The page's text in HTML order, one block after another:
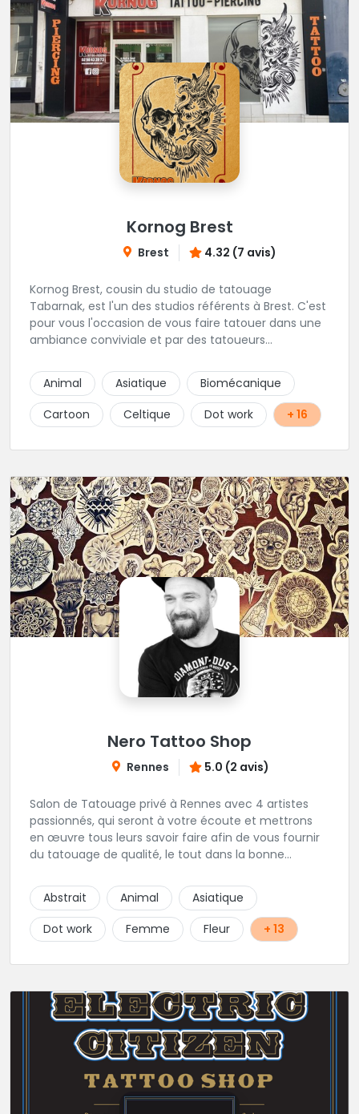
Kornog Brest
Brest 4.32 (7 avis)
Kornog Brest, cousin du studio de tatouage
Tabarnak, est l'un des studios référents à Brest. C'est
pour vous l'occasion de vous faire tatouer dans une
ambiance conviviale et par des tatoueurs
vous se fait uniquement en magasin ou par
téléphone au 02-98-43-39-73!
Animal Asiatique
Biomécanique
Cartoon
Celtique Dot work + 16
Nero Tattoo Shop
Rennes 5.0 (2 avis)
Salon de Tatouage privé à Rennes avec 4 artistes
passionnés, qui seront à votre écoute et mettrons
en œuvre tous leurs savoir faire afin de vous fournir
du tatouage de qualité, le tout dans la bonne
Abstrait
Animal
Asiatique
Dot work
Femme Fleur + 13